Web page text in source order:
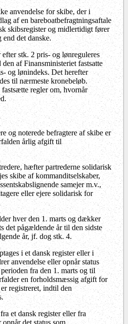
anvendelse for skibe, der i
af en bareboatbefragtningsaftale
skibsregister og midlertidigt fører
end det danske.
stk. 2 pris- og lønreguleres
af Finansministeriet fastsatte
og lønindeks. Det herefter
til nærmeste kronebeløb.
regler om, hvornår
og noterede befragtere af skibe er
årlig afgift til
hæfter partrederne solidarisk
skibe af kommanditselskaber,
samejer m.v.,
eller ejere solidarisk for
hver den 1. marts og dækker
det pågældende år til den sidste
år, jf. dog stk. 4.
i et dansk register eller i
anvendelse eller opnår status
fra den 1. marts og til
en forholdsmæssig afgift for
registreret, indtil den
et dansk register eller fra